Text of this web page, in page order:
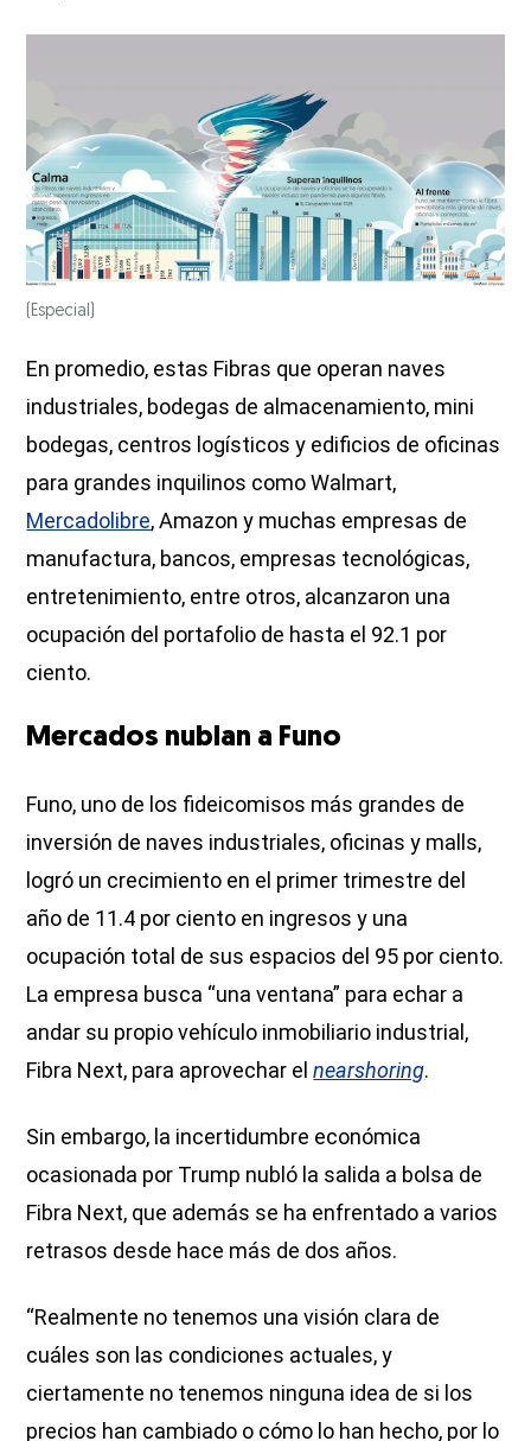
(Especial)
En promedio, estas Fibras que operan naves
industriales, bodegas de almacenamiento, mini
bodegas, centros logísticos y edificios de oficinas
para grandes inquilinos como Walmart,
Mercadolibre, Amazon y muchas empresas de
manufactura, bancos, empresas tecnológicas,
entretenimiento, entre otros, alcanzaron una
ocupación del portafolio de hasta el 92.1 por
ciento.
Mercados nublan a Funo
Funo, uno de los fideicomisos más grandes de
inversión de naves industriales, oficinas y malls,
logró un crecimiento en el primer trimestre del
año de 11.4 por ciento en ingresos y una
ocupación total de sus espacios del 95 por ciento.
La empresa busca “una ventana” para echar a
andar su propio vehículo inmobiliario industrial,
Fibra Next, para aprovechar elnearshoring.
Sin embargo, la incertidumbre económica
ocasionada por Trump nubló la salida a bolsa de
Fibra Next, que además se ha enfrentado a varios
retrasos desde hace más de dos años.
“Realmente no tenemos una visión clara de
cuáles son las condiciones actuales, y
ciertamente no tenemos ninguna idea de si los
precios han cambiado o cómo lo han hecho, por lo